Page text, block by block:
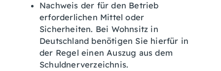
Nachweis der für den Betrieb
erforderlichen Mittel oder
Sicherheiten. Bei Wohnsitz in
Deutschland benötigen Sie hierfür in
der Regel einen Auszug aus dem
Schuldnerverzeichnis.